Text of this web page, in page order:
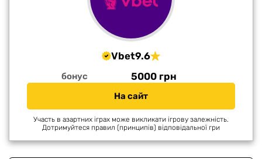
Vbet9.6
бонус 5000 грн
На сайт
Участь в азартних іграх може викликати ігрову залежність.
Дотримуйтеся правил (принципів) відповідальної гри